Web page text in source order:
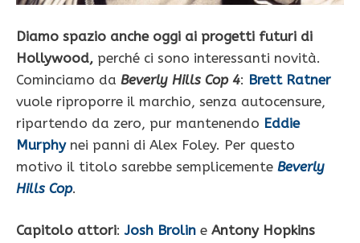
Diamo spazio anche oggi ai progetti futuri di
Hollywood, perché ci sono interessanti novità.
Cominciamo da Beverly Hills Cop 4: Brett Ratner
vuole riproporre il marchio, senza autocensure,
ripartendo da zero, pur mantenendo Eddie
Murphynei panni di Alex Foley. Per questo
motivo il titolo sarebbe semplicemente Beverly
Hills Cop.
Capitolo attori:Josh Brolin e Antony Hopkins